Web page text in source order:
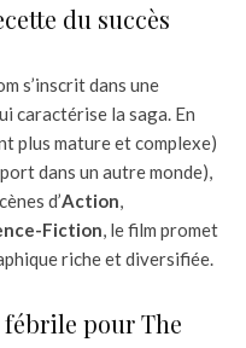
du succès
s’inscrit dans une
caractérise la saga. En
plus mature et complexe)
dans un autre monde),
d’Action
Fiction , le film promet
riche et diversifiée.
pour The